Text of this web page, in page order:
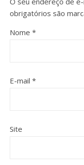
obrigatórios são
Nome *
E-mail *
Site